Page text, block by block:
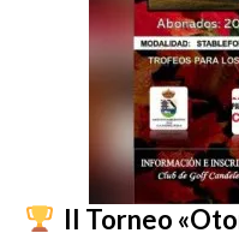
II Torneo